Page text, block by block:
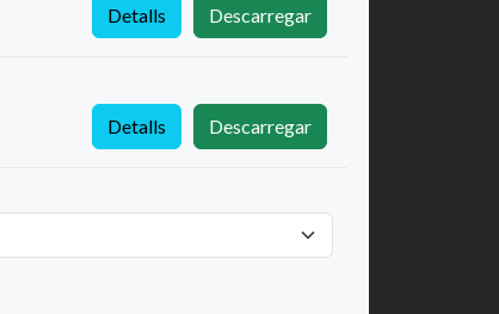
Descarregar
Detalls
Descarregar
Detalls